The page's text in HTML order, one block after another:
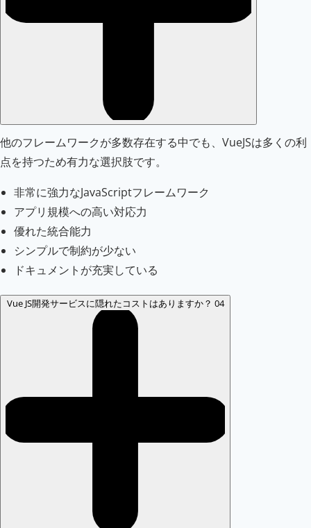
他のフレームワークが多数存在する中でも、VueJSは多くの利
点を持つため有力な選択肢です。
非常に強力なJavaScriptフレームワーク
アプリ規模への高い対応力
優れた統合能力
シンプルで制約が少ない
ドキュメントが充実している
Vue JS開発サービスに隠れたコストはありますか？ 04